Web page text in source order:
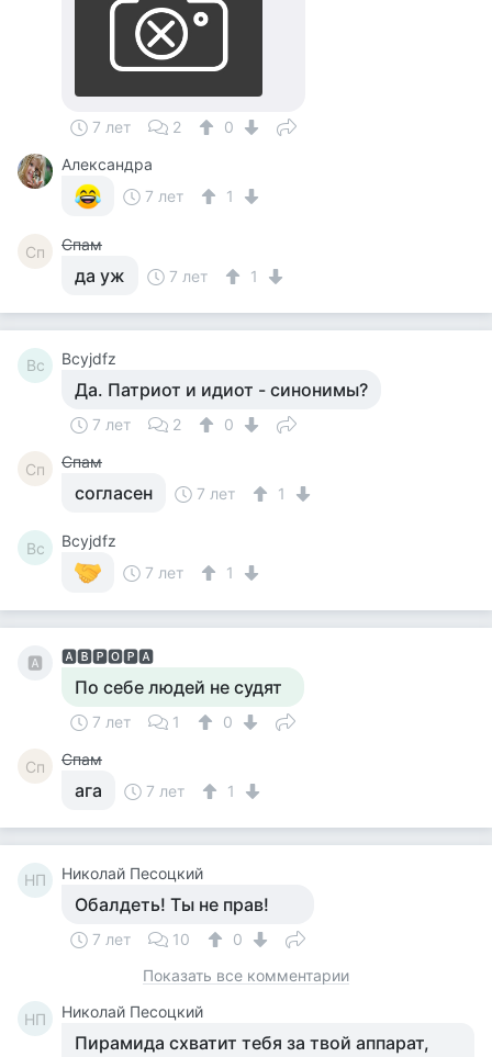
7 лет 2
0
Александра
7 лет
1
Сп Спам
да уж 7 лет 1
Bc Bcyjdfz
Да. Патриот и идиот - синонимы?
7 лет 2 0
Сп Спам
согласен 7 лет 1
Bc
Bcyjdfz
7 лет
1
🅰️ 🅰️🅱️🅿️🅾️🅿️🅰️
По себе людей не судят
7 лет 1 0
Сп Спам
ага 7 лет 1
НП Николай Песоцкий
Обалдеть! Ты не прав!
7 лет 10
0
Показать все комментарии
НП Николай Песоцкий
Пирамида схватит тебя за твой аппарат,